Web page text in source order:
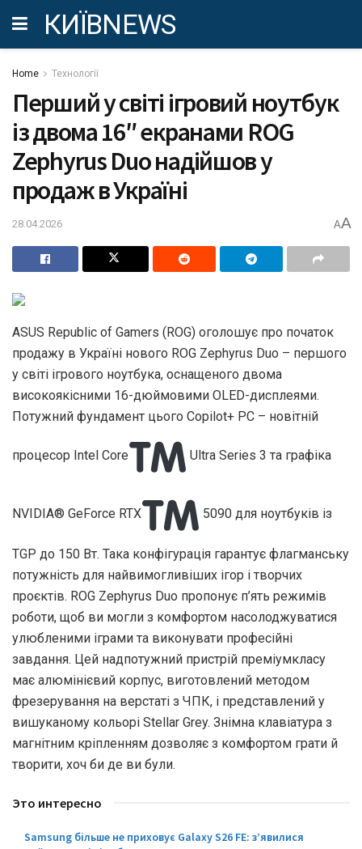
КИЇВNEWS
Home Технології
Перший у світі ігровий ноутбук
із двома 16″ екранами ROG
Zephyrus Duo надійшов у
продаж в Україні
28.04.2026 AA
ASUS Republic of Gamers (ROG) оголошує про початок
продажу в Україні нового ROG Zephyrus Duo – першого
у світі ігрового ноутбука, оснащеного двома
високоякісними 16-дюймовими OLED-дисплеями.
Потужний фундамент цього Copilot+ PC – новітній
процесор Intel Core Ultra Series 3 та графіка
NVIDIA® GeForce RTX 5090 для ноутбуків із
TGP до 150 Вт. Така конфігурація гарантує флагманську
потужність для найвимогливіших ігор і творчих
проєктів. ROG Zephyrus Duo пропонує п’ять режимів
роботи, щоб ви могли з комфортом насолоджуватися
улюбленими іграми та виконувати професійні
завдання. Цей надпотужний пристрій преміумкласу
має алюмінієвий корпус, виготовлений методом
фрезерування на верстаті з ЧПК, і представлений у
вишуканому кольорі Stellar Grey. Знімна клавіатура з
магнітним кріпленням дозволяє з комфортом грати й
творити, хоч би де ви були.
Это интересно
Samsung більше не приховує Galaxy S26 FE: з’явилися